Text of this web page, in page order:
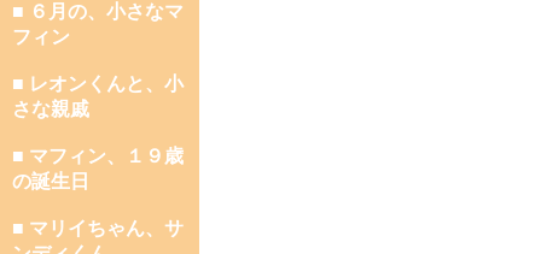
■ ６月の、小さなマ
フィン
■ レオンくんと、小
さな親戚
■ マフィン、１９歳
の誕生日
■ マリイちゃん、サ